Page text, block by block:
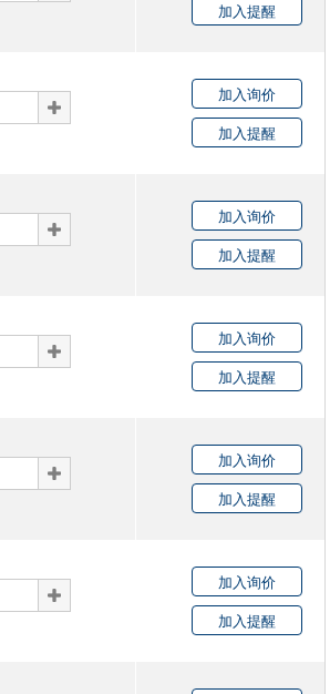
加入提醒
加入询价
加入提醒
加入询价
加入提醒
加入询价
加入提醒
加入询价
加入提醒
加入询价
加入提醒